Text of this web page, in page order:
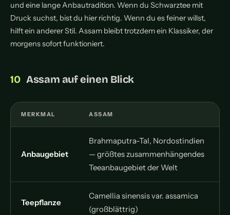
und eine lange Anbautradition. Wenn du Schwarztee mit
Druck suchst, bist du hier richtig. Wenn du es feiner willst,
hilft ein anderer Stil. Assam bleibt trotzdem ein Klassiker, der
morgens sofort funktioniert.
Assam auf einen Blick
MERKMAL ASSAM
Anbaugebiet
Brahmaputra-Tal, Nordostindien
— größtes zusammenhängendes
Teeanbaugebiet der Welt
Teepflanze
Camellia sinensis var. assamica
(großblättrig)